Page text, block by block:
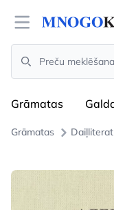
Open menu
Search
Grāmatas
Grāmatas